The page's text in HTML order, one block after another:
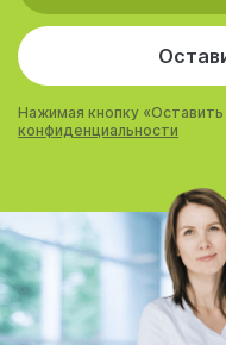
Нажимая кнопку «Оставить
конфиденциальности